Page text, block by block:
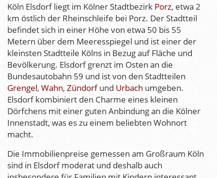
Köln Elsdorf liegt im Kölner Stadtbezirk Porz, etwa 2
km östlich der Rheinschleife bei Porz. Der Stadtteil
befindet sich in einer Höhe von etwa 50 bis 55
Metern über dem Meeresspiegel und ist einer der
kleinsten Stadtteile Kölns in Bezug auf Fläche und
Bevölkerung. Elsdorf grenzt im Osten an die
Bundesautobahn 59 und ist von den Stadtteilen
Grengel, Wahn, Zündorfund Urbach umgeben.
Elsdorf kombiniert den Charme eines kleinen
Dörfchens mit einer guten Anbindung an die Kölner
Innenstadt, was es zu einem beliebten Wohnort
macht.
Die Immobilienpreise gemessen am Großraum Köln
sind in Elsdorf moderat und deshalb auch